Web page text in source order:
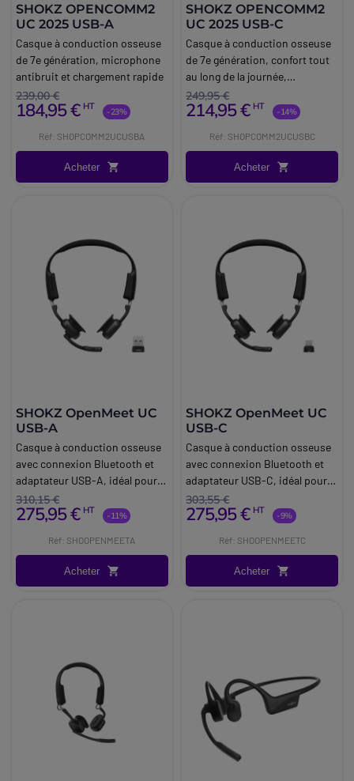
SHOKZ OPENCOMM2
UC 2025 USB-A
Casque à conduction osseuse
de 7e génération, microphone
antibruit et chargement rapide
239,00 €
184,95 € HT -23%
Réf: SHOPCOMM2UCUSBA
Acheter
SHOKZ OPENCOMM2
UC 2025 USB-C
Casque à conduction osseuse
de 7e génération, confort tout
au long de la journée,
microphone antibruit et
chargement rapide
249,95 €
214,95 € HT -14%
Réf: SHOPCOMM2UCUSBC
Acheter
SHOKZ OpenMeet UC
USB-A
Casque à conduction osseuse
avec connexion Bluetooth et
adaptateur USB-A, idéal pour
les bureaux et les centres
d'appels.
310,15 €
275,95 € HT -11%
Réf: SHOOPENMEETA
Acheter
SHOKZ OpenMeet UC
USB-C
Casque à conduction osseuse
avec connexion Bluetooth et
adaptateur USB-C, idéal pour
les bureaux et les centres
d'appels.
303,55 €
275,95 € HT -9%
Réf: SHOOPENMEETC
Acheter